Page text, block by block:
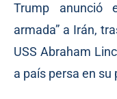
Trump anunció
armada” a Irán,
USS Abraham
a país persa en su